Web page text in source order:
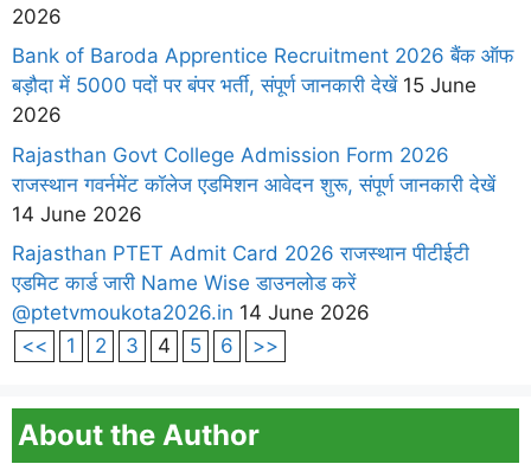
2026
Bank of Baroda Apprentice Recruitment 2026 बैंक ऑफ
बड़ौदा में 5000 पदों पर बंपर भर्ती, संपूर्ण जानकारी देखें15 June
2026
Rajasthan Govt College Admission Form 2026
राजस्थान गवर्नमेंट कॉलेज एडमिशन आवेदन शुरू, संपूर्ण जानकारी देखें
14 June 2026
Rajasthan PTET Admit Card 2026 राजस्थान पीटीईटी
एडमिट कार्ड जारी Name Wise डाउनलोड करें
@ptetvmoukota2026.in 14 June 2026
<<
1 2 3 4 5 6 >>
About the Author